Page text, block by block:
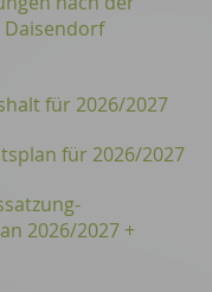
für 2026/2027
für 2026/2027
2026/2027 +